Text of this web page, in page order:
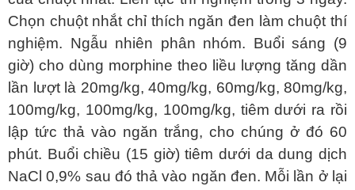
Chọn chuột nhắt chỉ thích ngăn đen làm chuột thí
nghiệm. Ngẫu nhiên phân nhóm. Buổi sáng (9
giờ) cho dùng morphine theo liều lượng tăng dần
lần lượt là 20mg/kg, 40mg/kg, 60mg/kg, 80mg/kg,
100mg/kg, 100mg/kg, 100mg/kg, tiêm dưới ra rồi
lập tức thả vào ngăn trắng, cho chúng ở đó 60
phút. Buổi chiều (15 giờ) tiêm dưới da dung dịch
NaCl 0,9% sau đó thả vào ngăn đen. Mỗi lần ở lại